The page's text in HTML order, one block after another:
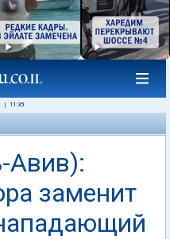
11:35
Авив):
заменит